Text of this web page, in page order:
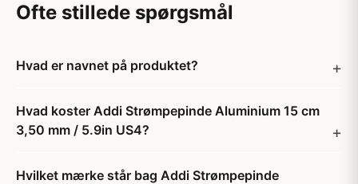
Ofte stillede spørgsmål
Hvad er navnet på produktet?
Hvad koster Addi Strømpepinde Aluminium 15 cm
3,50 mm / 5.9in US4?
Hvilket mærke står bag Addi Strømpepinde